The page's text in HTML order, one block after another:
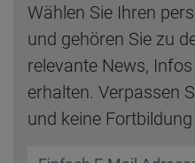
Wählen Sie Ihren
und gehören Sie zu
relevante News,
erhalten. Verpassen
und keine